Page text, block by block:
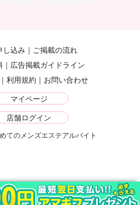
し込み
ご掲載の流れ
広告掲載ガイドライン
利用規約 お問い合わせ
マイページ
店舗ログイン
てのメンズエステアルバイト